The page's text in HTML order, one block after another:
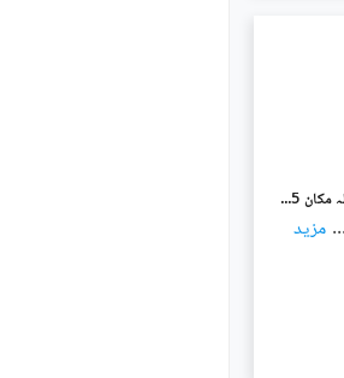
رائل آرچرڈ ملتان پبلک سکول روڈ,ملتان میں 4 کمروں کا 5 مرلہ مکان 1.95 کروڑ میں برائے فروخت۔
... مزید